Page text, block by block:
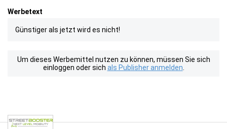
Werbetext
Günstiger als jetzt wird es nicht!
Um dieses Werbemittel nutzen zu können, müssen Sie sich
einloggen oder sich als Publisher anmelden